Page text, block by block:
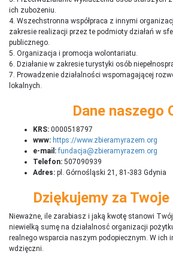
ich zubożeniu.
4. Wszechstronna współpraca z innymi
zakresie realizacji przez te podmioty działań w
publicznego.
5. Organizacja i promocja wolontariatu.
6. Działanie w zakresie turystyki osób
7. Prowadzenie działalności wspomagającej
lokalnych.
Dane naszego
KRS: 0000518797
www: https://www.zbieramyrazem.org
e-mail: fundacja@zbieramyrazem.org
Telefon: 507090939
Adres: pl. Górnośląski 21, 81-383 Gdynia
Dziękujemy za
Nieważne, ile zarabiasz i jaką kwotę stanowi
niewielką sumę na działalnosć organizacji
realnego wsparcia naszym podopiecznym. W ich
wdzięczni.